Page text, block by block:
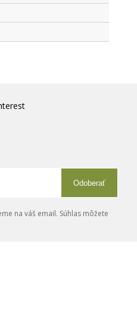
Odoberať
na váš email. Súhlas môžete